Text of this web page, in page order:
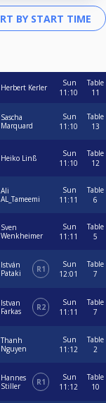
Herbert Kerler
Sun
11:10
Table
11
Sascha
Marquard
Sun
11:10
Table
13
Heiko Linß
Sun
11:10
Table
12
Ali
AL_Tameemi
Sun
11:11
Table
6
Sven
Wenkheimer
Sun
11:11
Table
5
István
Pataki
R1
Sun
12:01
Table
7
Istvan
Farkas
R2
Sun
11:11
Table
7
Thanh
Nguyen
Sun
11:12
Table
2
Hannes
Stiller
R1
Sun
11:12
Table
10